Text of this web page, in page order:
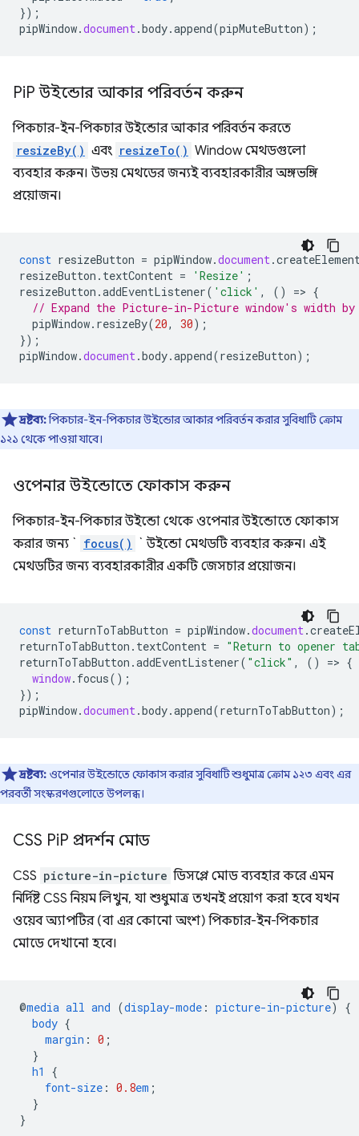
});
pipWindow.document .body.append(pipMuteButton);
PiP উইন্ডোর আকার পরিবর্তন করুন
পিকচার-ইন-পিকচার উইন্ডোর আকার পরিবর্তন করতে
resizeBy() এবং resizeTo() Window মেথডগুলো
ব্যবহার করুন। উভয় মেথডের জন্যই ব্যবহারকারীর অঙ্গভঙ্গি
প্রয়োজন।
const resizeButton = pipWindow.document .
resizeButton . textContent = 'Resize' ;
resizeButton .addEventListener( 'click' , () => {
// Expand the Picture-in-Picture window's width by
pipWindow. resizeBy(20, 30);
});
pipWindow.document .body.append(resizeButton);
দ্রষ্টব্য:পিকচার-ইন-পিকচার উইন্ডোর আকার পরিবর্তন করার সুবিধাটি ক্রোম
১২১ থেকে পাওয়া যাবে।
ওপেনার উইন্ডোতে ফোকাস করুন
পিকচার-ইন-পিকচার উইন্ডো থেকে ওপেনার উইন্ডোতে ফোকাস
করার জন্য ` focus() ` উইন্ডো মেথডটি ব্যবহার করুন। এই
মেথডটির জন্য ব্যবহারকারীর একটি জেসচার প্রয়োজন।
const returnToTabButton = pipWindow.document .
returnToTabButton . textContent = "Return to opener
returnToTabButton .addEventListener( "click" , () => {
window. focus();
});
pipWindow.document .body.append(returnToTabButton);
দ্রষ্টব্য: ওপেনার উইন্ডোতে ফোকাস করার সুবিধাটি শুধুমাত্র ক্রোম ১২৩ এবং এর
পরবর্তী সংস্করণগুলোতে উপলব্ধ।
CSS PiP প্রদর্শন মোড
CSS picture-in-picture ডিসপ্লে মোড ব্যবহার করে এমন
নির্দিষ্ট CSS নিয়ম লিখুন, যা শুধুমাত্র তখনই প্রয়োগ করা হবে যখন
ওয়েব অ্যাপটির (বা এর কোনো অংশ) পিকচার-ইন-পিকচার
মোডে দেখানো হবে।
@media all and (display-mode : picture-in-picture)
{
body {
margin : 0 ;
}
h1
{
font-size : 0.8em ;
}
}